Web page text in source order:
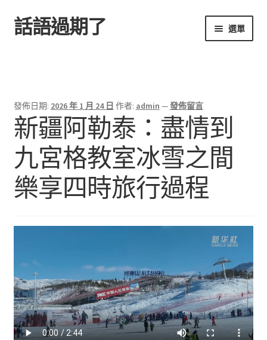
跳
至
跳
至
話語過期了 選單
發佈日期: 2026 年 1 月 24 日 作者: admin —發佈留言
新疆阿勒泰：盡情到
九宮格教室冰雪之間
樂享四時旅行過程